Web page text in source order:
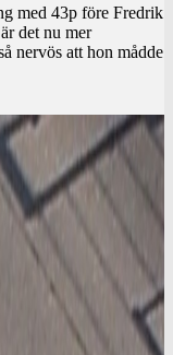
med 43p före Fredrik
det nu mer
nervös att hon mådde